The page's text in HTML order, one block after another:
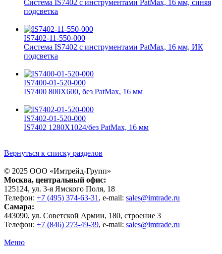
Система IS7402 с инструментами PatMax, 16 мм, синяя
подсветка
IS7402-11-550-000
Система IS7402 с инструментами PatMax, 16 мм, ИК
подсветка
IS7400-01-520-000
IS7400 800X600, без PatMax, 16 мм
IS7402-01-520-000
IS7402 1280X1024/без PatMax, 16 мм
Вернуться к списку разделов
© 2025 ООО «Имтрейд-Групп»
Москва, центральный офис:
125124, ул. 3-я Ямского Поля, 18
Телефон: +7 (495) 374-63-31 , e-mail: sales@imtrade.ru
Самара:
443090, ул. Советской Армии, 180, строение 3
Телефон: +7 (846) 273-49-39, e-mail: sales@imtrade.ru
Меню